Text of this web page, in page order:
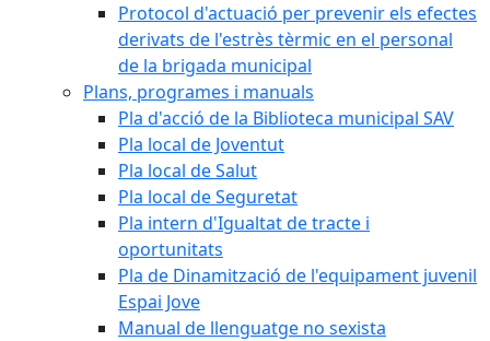
Protocol d'actuació per prevenir els efectes
derivats de l'estrès tèrmic en el personal
de la brigada municipal
Plans, programes i manuals
Pla d'acció de la Biblioteca municipal SAV
Pla local de Joventut
Pla local de Salut
Pla local de Seguretat
Pla intern d'Igualtat de tracte i
oportunitats
Pla de Dinamització de l'equipament juvenil
Espai Jove
Manual de llenguatge no sexista